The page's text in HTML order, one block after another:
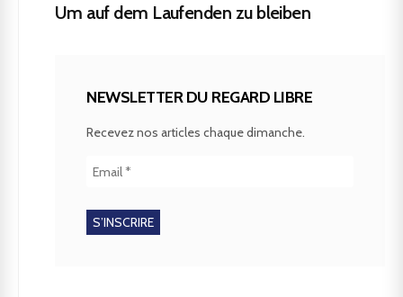
Um auf dem Laufenden zu bleiben
NEWSLETTER DU REGARD LIBRE
Recevez nos articles chaque dimanche.